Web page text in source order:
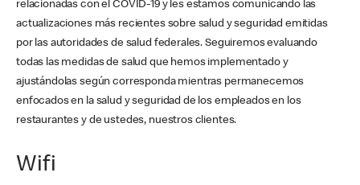
relacionadas con el COVID-19 y les estamos comunicando las
actualizaciones más recientes sobre salud y seguridad emitidas
por las autoridades de salud federales. Seguiremos evaluando
todas las medidas de salud que hemos implementado y
ajustándolas según corresponda mientras permanecemos
enfocados en la salud y seguridad de los empleados en los
restaurantes y de ustedes, nuestros clientes.
Wifi